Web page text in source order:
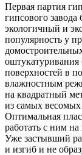
Первая партия
гипсового
экологичный и
популярность у
поверхностей в
влажностным
на квадратный
из самых
Оптимальная
работать с ним
Уже застывший
и изгиб и не